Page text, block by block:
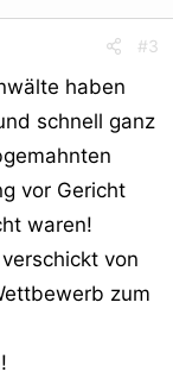
#3
haben
schnell ganz
vor Gericht
waren!
von
zum